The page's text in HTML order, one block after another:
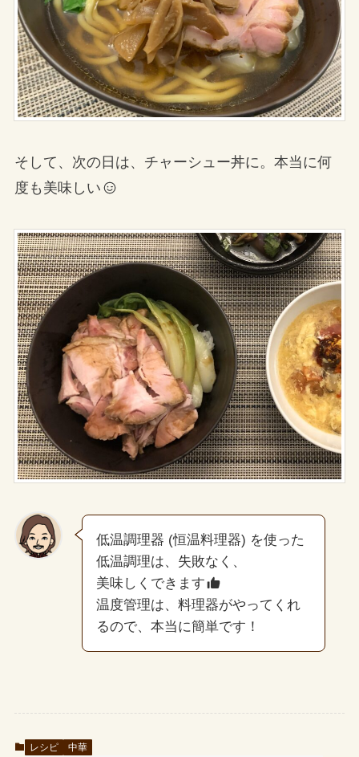
そして、次の日は、チャーシュー丼に。本当に何
度も美味しい
低温調理器 (恒温料理器) を使った
低温調理は、失敗なく、
美味しくできます
温度管理は、料理器がやってくれ
るので、本当に簡単です！
レシピ 中華